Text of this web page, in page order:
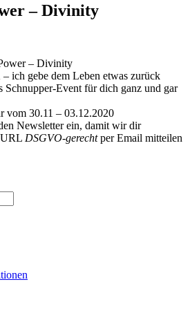
– Divinity
– Divinity
ich gebe dem Leben etwas zurück
Schnupper-Event für dich ganz und gar
vom 30.11 – 03.12.2020
Newsletter ein, damit wir dir
DSGVO-gerechtper Email mitteilen